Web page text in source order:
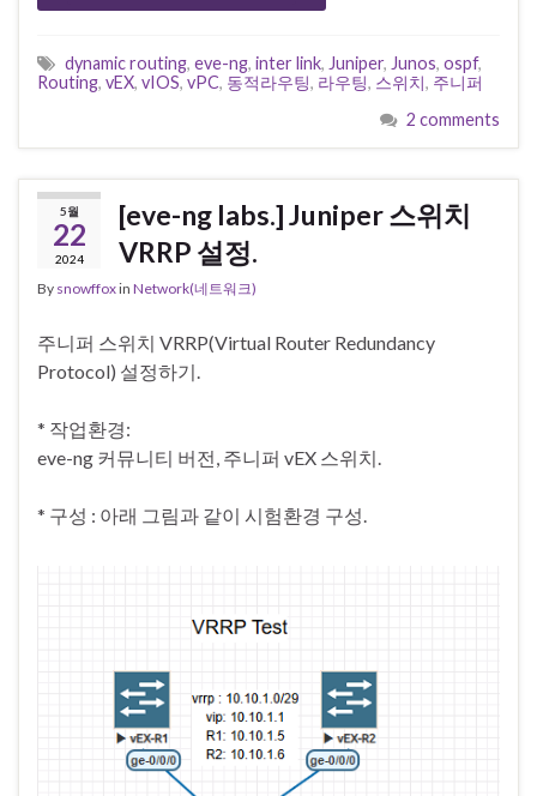
dynamic routing, eve-ng, inter link, Juniper, Junos, ospf,
Routing, vEX, vIOS, vPC, 동적라우팅, 라우팅, 스위치, 주니퍼
2 comments
5월
22
2024
[eve-ng labs.] Juniper 스위치
VRRP 설정.
By snowffoxin Network(네트워크)
주니퍼 스위치 VRRP(Virtual Router Redundancy
Protocol) 설정하기.
* 작업환경:
eve-ng 커뮤니티 버전, 주니퍼 vEX 스위치.
* 구성 : 아래 그림과 같이 시험환경 구성.